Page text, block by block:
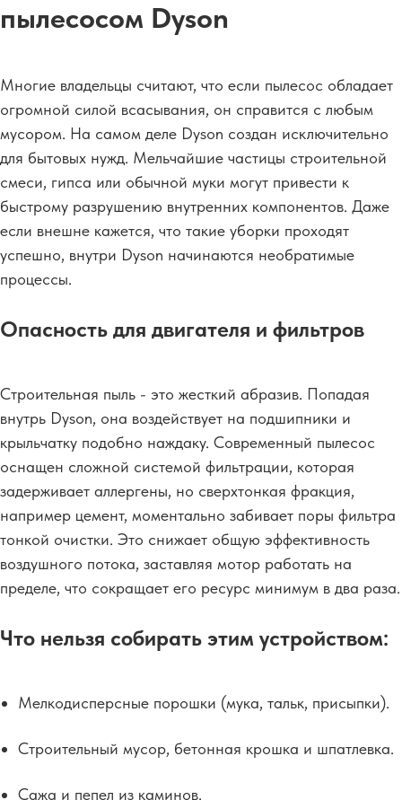
пылесосом Dyson
Многие владельцы считают, что если пылесос обладает
огромной силой всасывания, он справится с любым
мусором. На самом деле Dyson создан исключительно
для бытовых нужд. Мельчайшие частицы строительной
смеси, гипса или обычной муки могут привести к
быстрому разрушению внутренних компонентов. Даже
если внешне кажется, что такие уборки проходят
успешно, внутри Dyson начинаются необратимые
процессы.
Опасность для двигателя и фильтров
Строительная пыль - это жесткий абразив. Попадая
внутрь Dyson, она воздействует на подшипники и
крыльчатку подобно наждаку. Современный пылесос
оснащен сложной системой фильтрации, которая
задерживает аллергены, но сверхтонкая фракция,
например цемент, моментально забивает поры фильтра
тонкой очистки. Это снижает общую эффективность
воздушного потока, заставляя мотор работать на
пределе, что сокращает его ресурс минимум в два раза.
Что нельзя собирать этим устройством:
Мелкодисперсные порошки (мука, тальк, присыпки).
Строительный мусор, бетонная крошка и шпатлевка.
Сажа и пепел из каминов.